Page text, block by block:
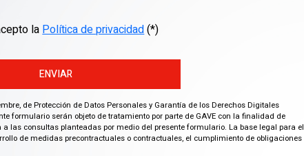
laPolítica de privacidad(*)
ENVIAR
de Protección de Datos Personales y Garantía de los Derechos Digitales
formulario serán objeto de tratamiento por parte de GAVE con la finalidad de
las consultas planteadas por medio del presente formulario. La base legal para el
de medidas precontractuales o contractuales, el cumplimiento de obligaciones